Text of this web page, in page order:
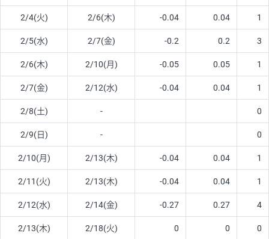
2/4(火) 2/6(木) -0.04 0.04 1
2/5(水) 2/7(金) -0.2 0.2 3
2/6(木) 2/10(月) -0.05 0.05 1
2/7(金) 2/12(水) -0.04 0.04 1
2/8(土) - 0
2/9(日) - 0
2/10(月) 2/13(木) -0.04 0.04 1
2/11(火) 2/13(木) -0.04 0.04 1
2/12(水) 2/14(金) -0.27 0.27 4
2/13(木) 2/18(火) 0 0 0